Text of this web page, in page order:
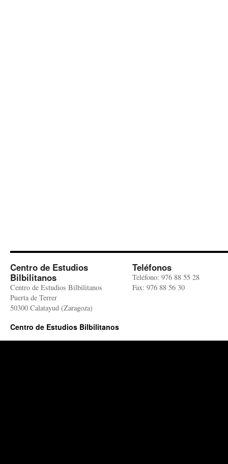
Centro de Estudios
Bilbilitanos
Centro de Estudios Bilbilitanos
Puerta de Terrer
50300 Calatayud (Zaragoza)
Teléfonos
Teléfono: 976 88 55 28
Fax: 976 88 56 30
Centro de Estudios Bilbilitanos